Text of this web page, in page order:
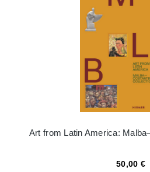
Art from Latin America:
50,00 €